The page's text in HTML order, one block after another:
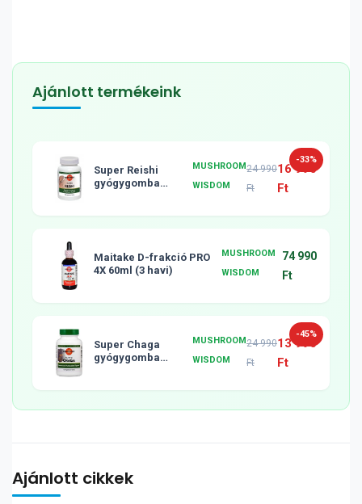
Ajánlott termékeink
-33%
Super Reishi
gyógygomba
MUSHROOM
WISDOM
24 990
Ft
16 990
Ft
Maitake D-frakció PRO
4X 60ml (3 havi)
MUSHROOM
WISDOM
74 990
Ft
-45%
Super Chaga
gyógygomba
MUSHROOM
WISDOM
24 990
Ft
13 990
Ft
Ajánlott cikkek